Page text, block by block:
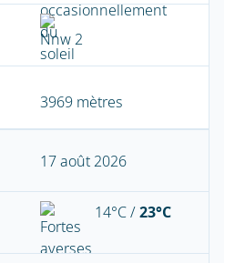
3969 mètres
17 août 2026
14°C /23°C